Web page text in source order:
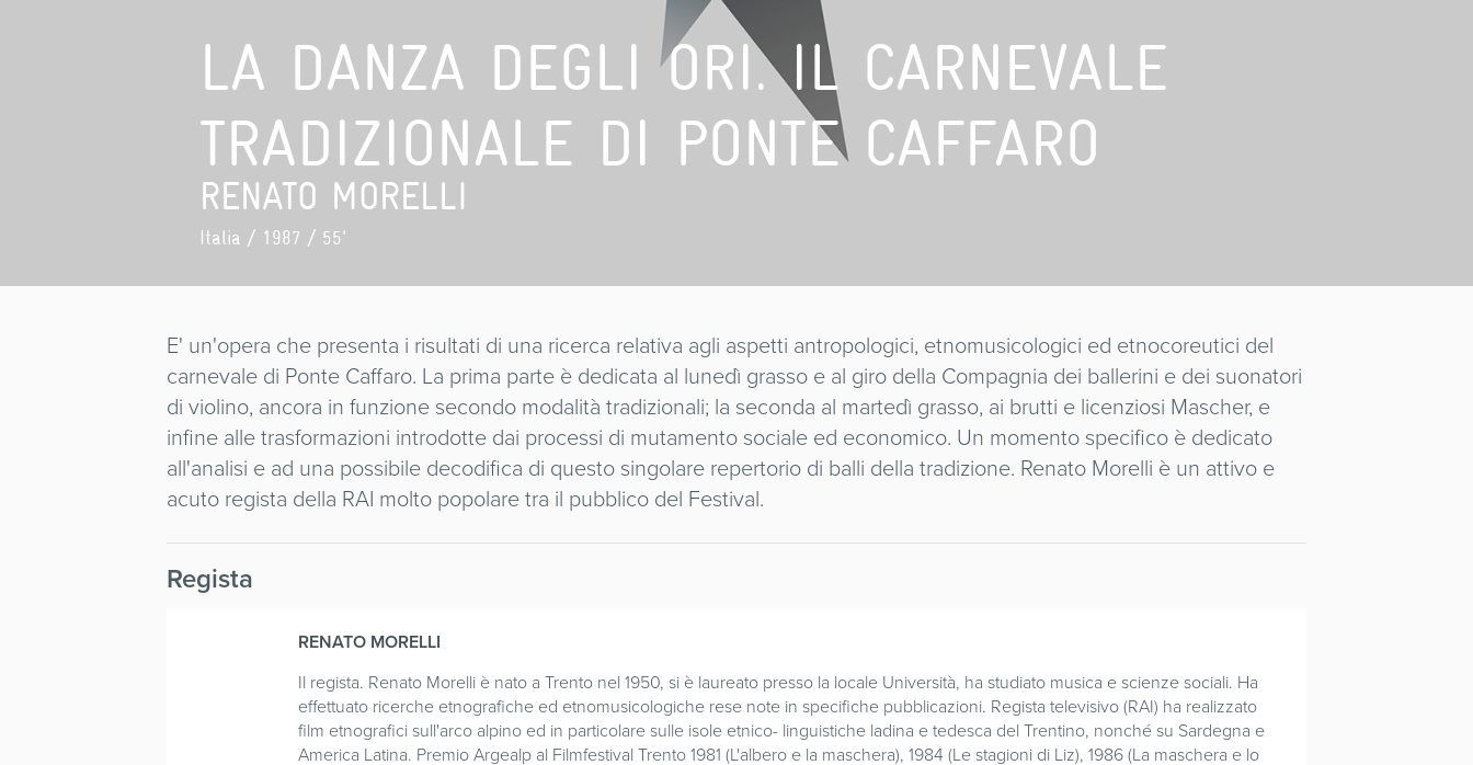
LA DANZA DEGLI ORI. IL CARNEVALE
TRADIZIONALE DI PONTE CAFFARO
RENATO MORELLI
Italia / 1987 / 55'
E' un'opera che presenta i risultati di una ricerca relativa agli aspetti antropologici, etnomusicologici ed etnocoreutici del
carnevale di Ponte Caffaro. La prima parte è dedicata al lunedì grasso e al giro della Compagnia dei ballerini e dei suonatori
di violino, ancora in funzione secondo modalità tradizionali; la seconda al martedì grasso, ai brutti e licenziosi Mascher, e
infine alle trasformazioni introdotte dai processi di mutamento sociale ed economico. Un momento specifico è dedicato
all'analisi e ad una possibile decodifica di questo singolare repertorio di balli della tradizione. Renato Morelli è un attivo e
acuto regista della RAI molto popolare tra il pubblico del Festival.
Regista
RENATO MORELLI
Il regista. Renato Morelli è nato a Trento nel 1950, si è laureato presso la locale Università, ha studiato musica e scienze sociali. Ha
effettuato ricerche etnografiche ed etnomusicologiche rese note in specifiche pubblicazioni. Regista televisivo (RAI) ha realizzato
film etnografici sull'arco alpino ed in particolare sulle isole etnico- linguistiche ladina e tedesca del Trentino, nonché su Sardegna e
America Latina. Premio Argealp al Filmfestival Trento 1981 (L'albero e la maschera), 1984 (Le stagioni di Liz), 1986 (La maschera e lo